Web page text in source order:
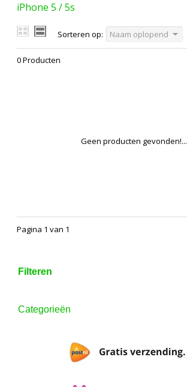
iPhone 5 / 5s
Sorteren op: Naam oplopend
0 Producten
Geen producten gevonden!...
Pagina 1 van 1
Filteren
Categorieën